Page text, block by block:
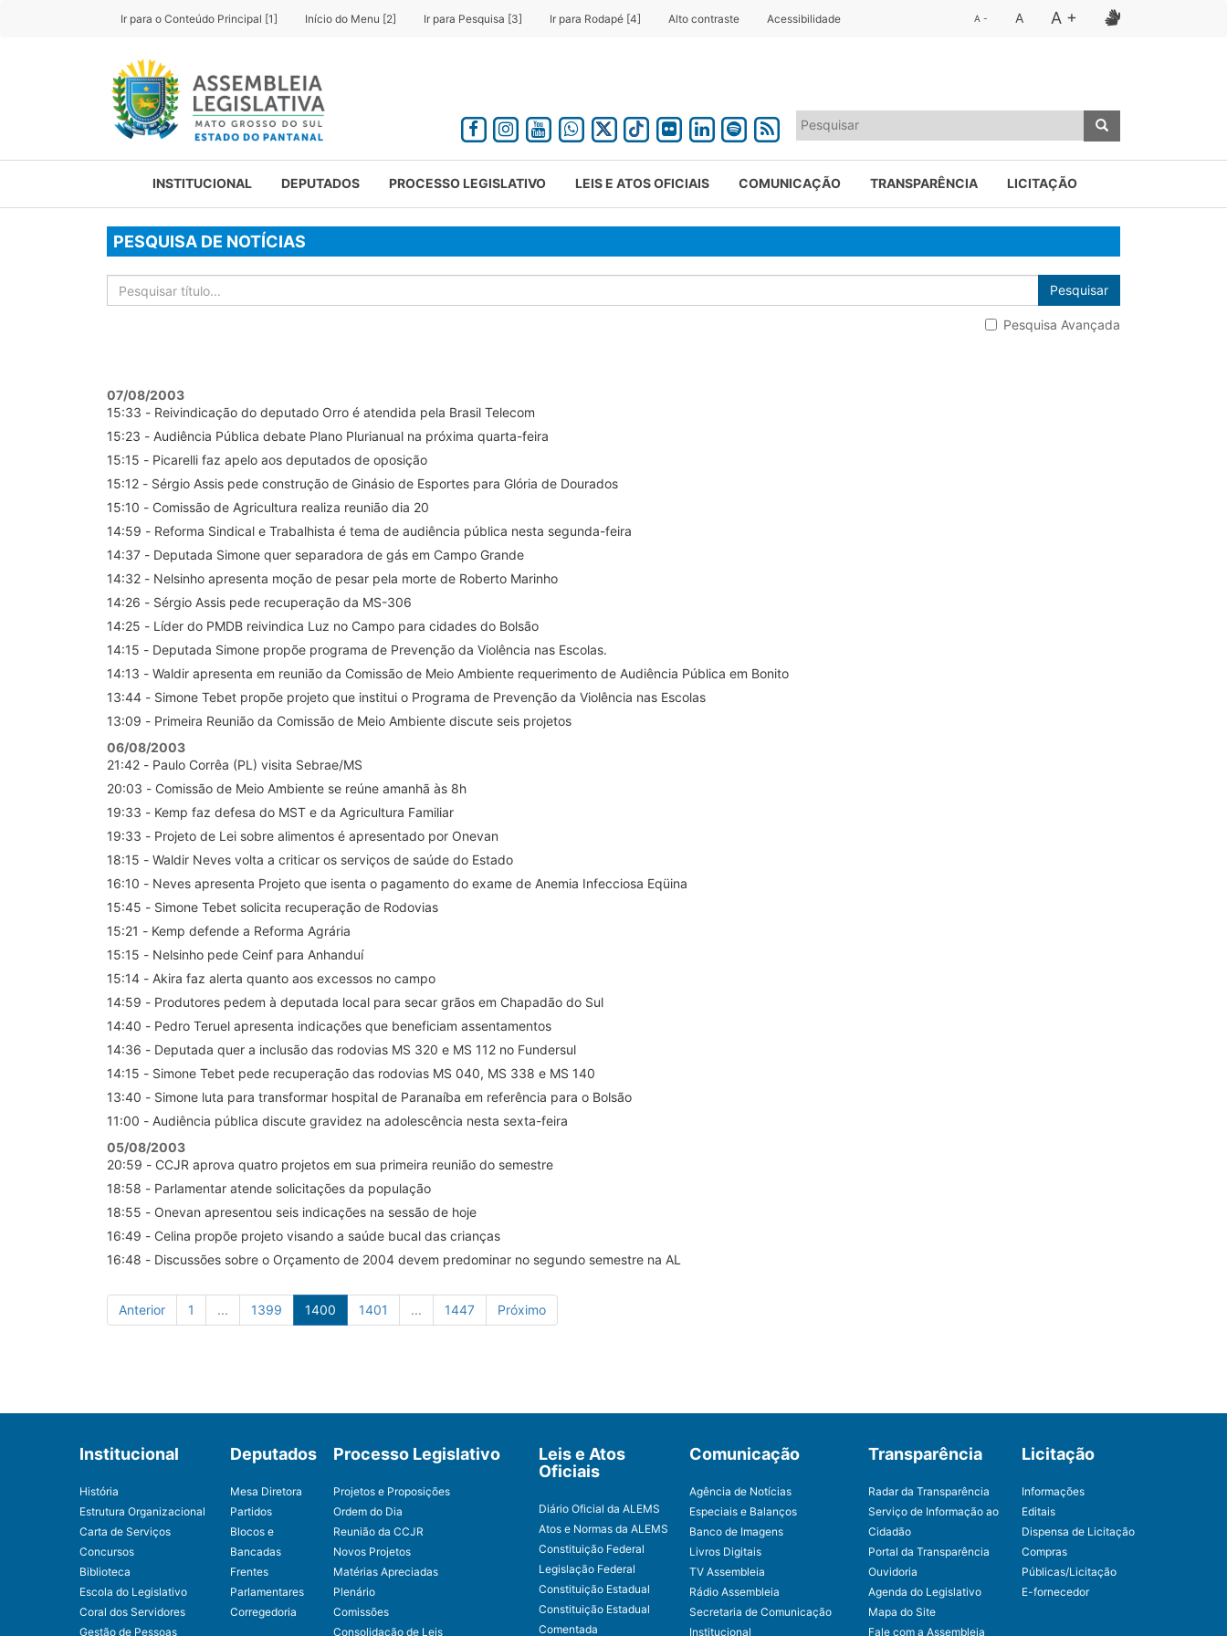
Ir para o Conteúdo Principal [1] Início do Menu [2] Ir para Pesquisa [3] Ir para Rodapé [4] Alto contraste Acessibilidade A - A A +
INSTITUCIONAL DEPUTADOS PROCESSO LEGISLATIVO LEIS E ATOS OFICIAIS COMUNICAÇÃO TRANSPARÊNCIA LICITAÇÃO
PESQUISA DE NOTÍCIAS
Pesquisar
Pesquisa Avançada
07/08/2003
15:33 - Reivindicação do deputado Orro é atendida pela Brasil Telecom
15:23 - Audiência Pública debate Plano Plurianual na próxima quarta-feira
15:15 - Picarelli faz apelo aos deputados de oposição
15:12 - Sérgio Assis pede construção de Ginásio de Esportes para Glória de Dourados
15:10 - Comissão de Agricultura realiza reunião dia 20
14:59 - Reforma Sindical e Trabalhista é tema de audiência pública nesta segunda-feira
14:37 - Deputada Simone quer separadora de gás em Campo Grande
14:32 - Nelsinho apresenta moção de pesar pela morte de Roberto Marinho
14:26 - Sérgio Assis pede recuperação da MS-306
14:25 - Líder do PMDB reivindica Luz no Campo para cidades do Bolsão
14:15 - Deputada Simone propõe programa de Prevenção da Violência nas Escolas.
14:13 - Waldir apresenta em reunião da Comissão de Meio Ambiente requerimento de Audiência Pública em Bonito
13:44 - Simone Tebet propõe projeto que institui o Programa de Prevenção da Violência nas Escolas
13:09 - Primeira Reunião da Comissão de Meio Ambiente discute seis projetos
06/08/2003
21:42 - Paulo Corrêa (PL) visita Sebrae/MS
20:03 - Comissão de Meio Ambiente se reúne amanhã às 8h
19:33 - Kemp faz defesa do MST e da Agricultura Familiar
19:33 - Projeto de Lei sobre alimentos é apresentado por Onevan
18:15 - Waldir Neves volta a criticar os serviços de saúde do Estado
16:10 - Neves apresenta Projeto que isenta o pagamento do exame de Anemia Infecciosa Eqüina
15:45 - Simone Tebet solicita recuperação de Rodovias
15:21 - Kemp defende a Reforma Agrária
15:15 - Nelsinho pede Ceinf para Anhanduí
15:14 - Akira faz alerta quanto aos excessos no campo
14:59 - Produtores pedem à deputada local para secar grãos em Chapadão do Sul
14:40 - Pedro Teruel apresenta indicações que beneficiam assentamentos
14:36 - Deputada quer a inclusão das rodovias MS 320 e MS 112 no Fundersul
14:15 - Simone Tebet pede recuperação das rodovias MS 040, MS 338 e MS 140
13:40 - Simone luta para transformar hospital de Paranaíba em referência para o Bolsão
11:00 - Audiência pública discute gravidez na adolescência nesta sexta-feira
05/08/2003
20:59 - CCJR aprova quatro projetos em sua primeira reunião do semestre
18:58 - Parlamentar atende solicitações da população
18:55 - Onevan apresentou seis indicações na sessão de hoje
16:49 - Celina propõe projeto visando a saúde bucal das crianças
16:48 - Discussões sobre o Orçamento de 2004 devem predominar no segundo semestre na AL
Anterior 1 ... 1399 1400 1401 ... 1447 Próximo
Institucional
História
Estrutura Organizacional
Carta de Serviços
Concursos
Biblioteca
Escola do Legislativo
Coral dos Servidores
Gestão de Pessoas
Deputados
Mesa Diretora
Partidos
Blocos e
Bancadas
Frentes
Parlamentares
Corregedoria
Processo Legislativo
Projetos e Proposições
Ordem do Dia
Reunião da CCJR
Novos Projetos
Matérias Apreciadas
Plenário
Comissões
Consolidação de Leis
Leis e Atos
Oficiais
Diário Oficial da ALEMS
Atos e Normas da ALEMS
Constituição Federal
Legislação Federal
Constituição Estadual
Constituição Estadual
Comentada
Comunicação
Agência de Notícias
Especiais e Balanços
Banco de Imagens
Livros Digitais
TV Assembleia
Rádio Assembleia
Secretaria de Comunicação
Institucional
Transparência
Radar da Transparência
Serviço de Informação ao
Cidadão
Portal da Transparência
Ouvidoria
Agenda do Legislativo
Mapa do Site
Fale com a Assembleia
Licitação
Informações
Editais
Dispensa de Licitação
Compras
Públicas/Licitação
E-fornecedor